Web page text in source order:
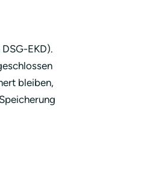
EKD).
bleiben,